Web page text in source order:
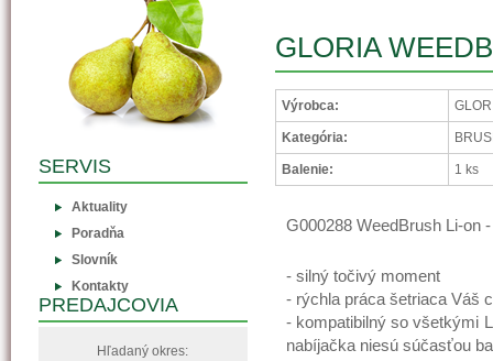
GLORIA
Výrobca:
Kategória:
Balenie: 1 ks
G000288 WeedBrush Li-on
- silný točivý moment
- rýchla práca šetriaca Váš
- kompatibilný so všetkými
nabíjačka niesú súčasťou
SERVIS
Aktuality
Poradňa
Slovník
Kontakty
PREDAJCOVIA
Hľadaný okres: